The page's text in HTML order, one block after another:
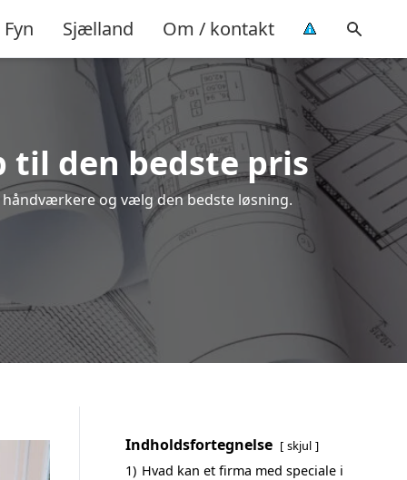
Fyn Sjælland Om / kontakt
til den bedste pris
og vælg den bedste løsning.
Indholdsfortegnelse skjul
1) Hvad kan et firma med speciale i